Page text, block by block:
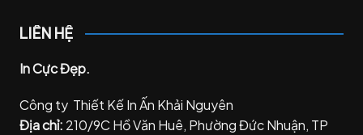
LIÊN HỆ
In Cực Đẹp.
Công ty Thiết Kế In Ấn Khải Nguyên
Địa chỉ: 210/9C Hồ Văn Huê, Phường Đức Nhuận, TP